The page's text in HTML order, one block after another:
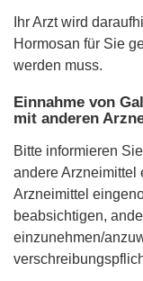
Ihr Arzt wird
Hormosan für Sie
werden muss.
Einnahme von
mit anderen
Bitte informieren
andere Arzneimittel
Arzneimittel
beabsichtigen,
einzunehmen/